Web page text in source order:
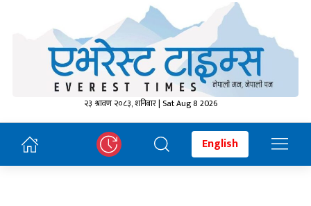
२३ श्रावण २०८३, शनिबार | Sat Aug 8 2026
English